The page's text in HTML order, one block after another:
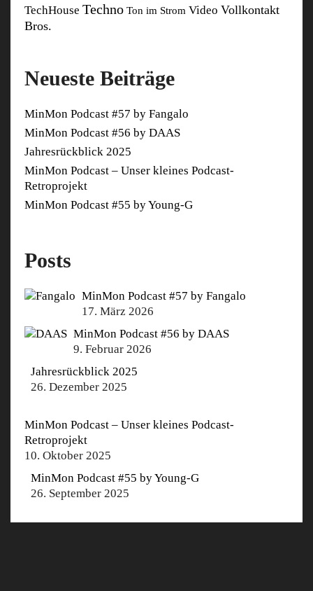
TechHouse Techno Ton im Strom Video Vollkontakt
Bros.
Neueste Beiträge
MinMon Podcast #57 by Fangalo
MinMon Podcast #56 by DAAS
Jahresrückblick 2025
MinMon Podcast – Unser kleines Podcast-
Retroprojekt
MinMon Podcast #55 by Young-G
Posts
MinMon Podcast #57 by Fangalo
17. März 2026
MinMon Podcast #56 by DAAS
9. Februar 2026
Jahresrückblick 2025
26. Dezember 2025
MinMon Podcast – Unser kleines Podcast-
Retroprojekt
10. Oktober 2025
MinMon Podcast #55 by Young-G
26. September 2025